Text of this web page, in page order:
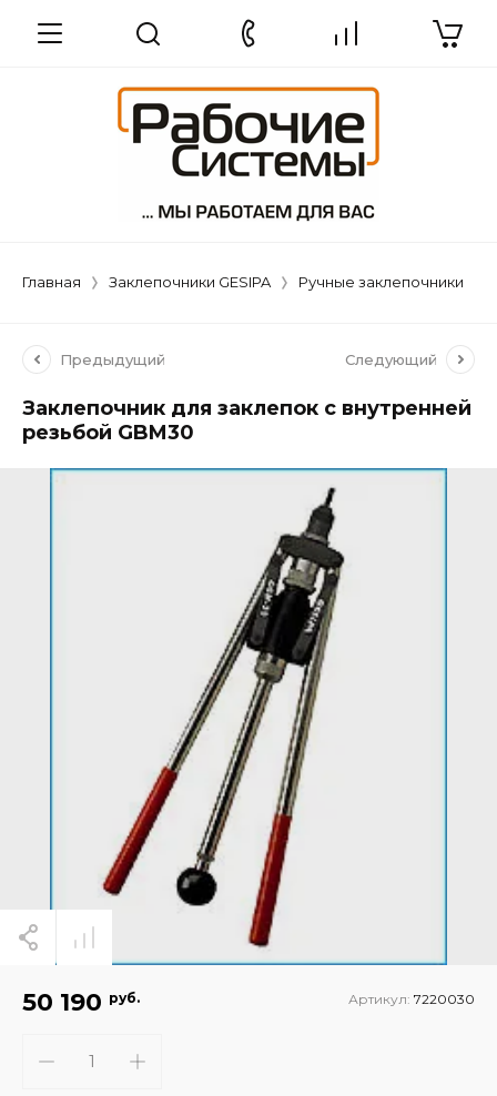
Главная Заклепочники GESIPA Ручные заклепочники
Предыдущий Следующий
Заклепочник для заклепок с внутренней
резьбой GBM30
50 190 руб. Артикул: 7220030